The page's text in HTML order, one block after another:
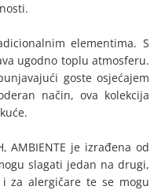
elementima. S
ugodno toplu atmosferu.
goste osjećajem
način, ova kolekcija
AMBIENTE je izrađena od
slagati jedan na drugi,
za alergičare te se mogu